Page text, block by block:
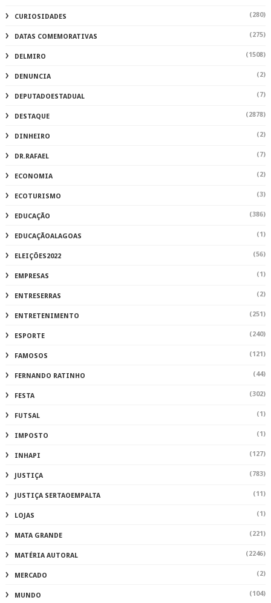
CURIOSIDADES (280)
DATAS COMEMORATIVAS (275)
DELMIRO (1508)
DENUNCIA (2)
DEPUTADOESTADUAL (7)
DESTAQUE (2878)
DINHEIRO (2)
DR.RAFAEL (7)
ECONOMIA (2)
ECOTURISMO (3)
EDUCAÇÃO (386)
EDUCAÇÃOALAGOAS (1)
ELEIÇÕES2022 (56)
EMPRESAS (1)
ENTRESERRAS (2)
ENTRETENIMENTO (251)
ESPORTE (240)
FAMOSOS (121)
FERNANDO RATINHO (44)
FESTA (302)
FUTSAL (1)
IMPOSTO (1)
INHAPI (127)
JUSTIÇA (783)
JUSTIÇA SERTAOEMPALTA (11)
LOJAS (1)
MATA GRANDE (221)
MATÉRIA AUTORAL (2246)
MERCADO (2)
MUNDO (104)